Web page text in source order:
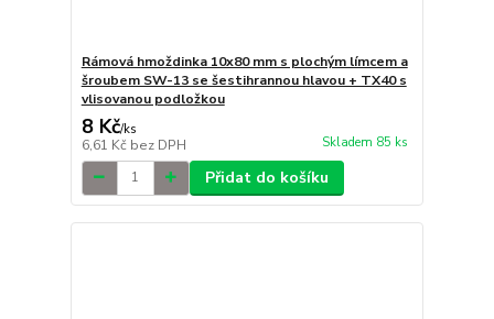
Rámová hmoždinka 10x80 mm s plochým límcem a
šroubem SW-13 se šestihrannou hlavou + TX40 s
vlisovanou podložkou
8 Kč/ks
6,61 Kč bez DPH Skladem 85 ks
Přidat do košíku